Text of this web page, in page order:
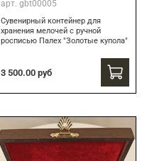
арт. gbt00005
Сувенирный контейнер для
хранения мелочей с ручной
росписью Палех "Золотые купола"
3 500.00 руб